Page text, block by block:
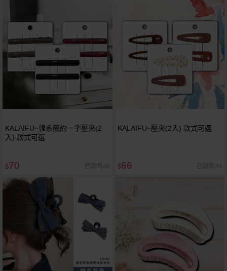
KALAIFU~韓系簡約一字壓夾(2
入) 款式可選
$70 已銷售46
KALAIFU~壓夾(2入) 款式可選
$66 已銷售44